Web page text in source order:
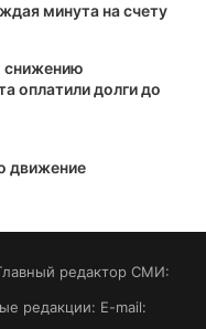
минута на счету
снижению
оплатили долги до
движение
редактор СМИ:
редакции: E-mail: